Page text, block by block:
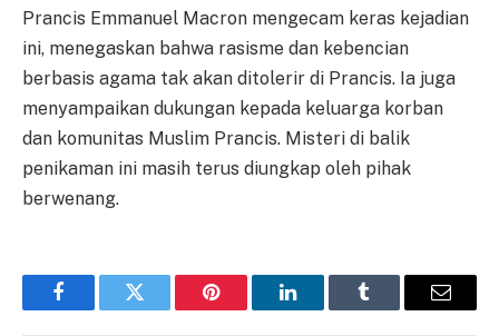
Prancis Emmanuel Macron mengecam keras kejadian
ini, menegaskan bahwa rasisme dan kebencian
berbasis agama tak akan ditolerir di Prancis. Ia juga
menyampaikan dukungan kepada keluarga korban
dan komunitas Muslim Prancis. Misteri di balik
penikaman ini masih terus diungkap oleh pihak
berwenang.
FacebookTwitter Pinterest LinkedInTumblr Email